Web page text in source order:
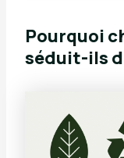
Pourquoi
séduit-ils